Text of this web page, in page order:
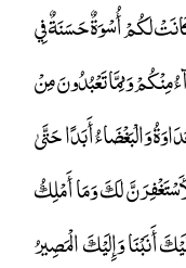
تَعْمَلُونَ بَصِيرٌ ﴿3﴾ قَدْ كَانَتْ لَكُمْ أُسْوَةٌ حَسَنَةٌ فِي
مِنْكُمْ وَمِمَّا تَعْبُدُونَ مِنْ
وَالْبَغْضَاءُ أَبَدًا حَتَّىٰ
لَكَ وَمَا أَمْلِكُ
أَنَبْنَا وَإِلَيْكَ الْمَصِيرُ